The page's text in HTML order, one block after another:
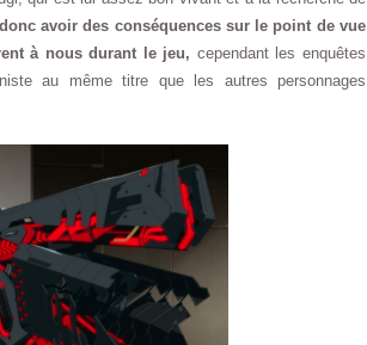
avoir des conséquences sur le point de vue
à nous durant le jeu, cependant les enquêtes
au même titre que les autres personnages